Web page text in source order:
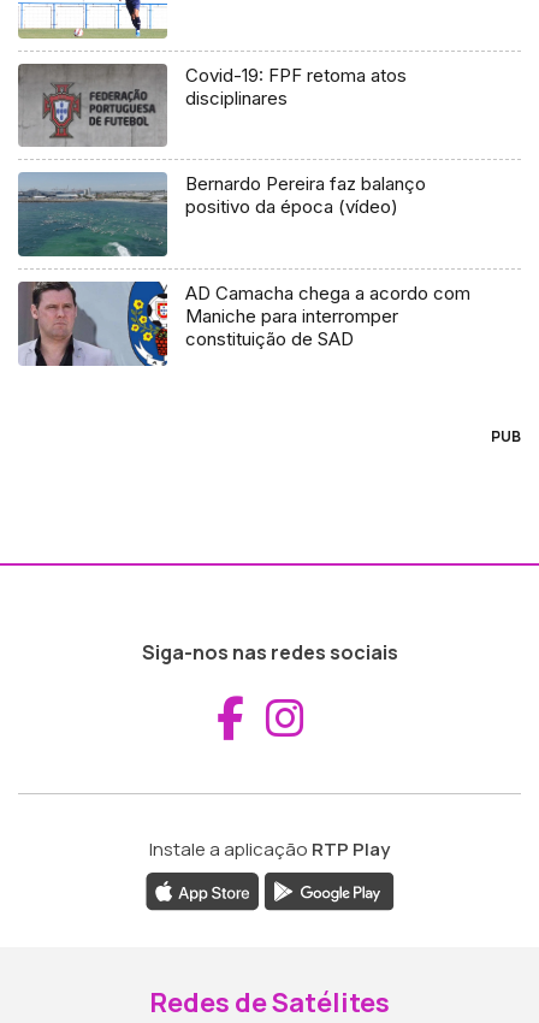
Covid-19: FPF retoma atos
disciplinares
Bernardo Pereira faz balanço
positivo da época (vídeo)
AD Camacha chega a acordo com
Maniche para interromper
constituição de SAD
PUB
Siga-nos nas redes sociais
Aceder ao
Instale a aplicação RTP Play
Redes de Satélites